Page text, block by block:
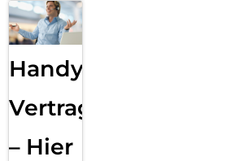
Handy
Vertragsabwicklung
– Hier